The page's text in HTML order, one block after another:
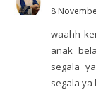
8
waahh
anak
segala
segala ya